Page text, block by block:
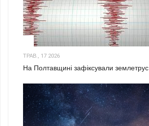
ТРАВ., 17 2026
На Полтавщині зафіксували землетрус